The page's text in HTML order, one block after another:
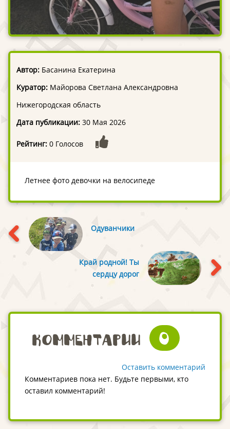
Автор: Басанина Екатерина
Куратор: Майорова Светлана Александровна
Нижегородская область
Дата публикации: 30 Мая 2026
Рейтинг: 0 Голосов
Летнее фото девочки на велосипеде
Одуванчики
Край родной! Ты
сердцу дорог
Комментарии 0
Оставить комментарий
Комментариев пока нет. Будьте первыми, кто
оставил комментарий!